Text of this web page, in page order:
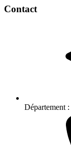
Contact
Département :